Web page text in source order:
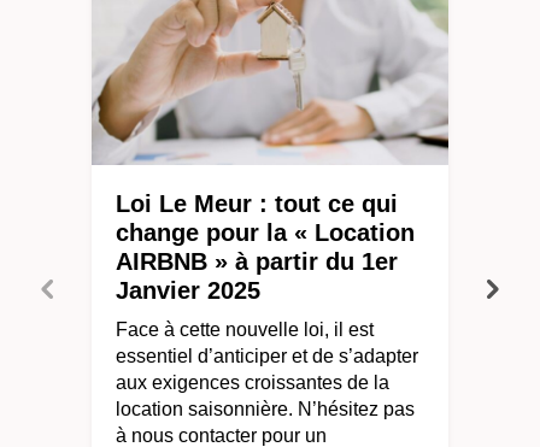
Loi Le Meur : tout ce qui
change pour la « Location
AIRBNB » à partir du 1er
Janvier 2025
Face à cette nouvelle loi, il est
essentiel d’anticiper et de s’adapter
aux exigences croissantes de la
location saisonnière. N’hésitez pas
à nous contacter pour un